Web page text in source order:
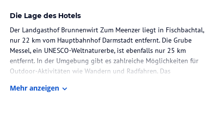
Die Lage des Hotels
Der Landgasthof Brunnenwirt Zum Meenzer liegt in Fischbachtal,
nur 22 km vom Hauptbahnhof Darmstadt entfernt. Die Grube
Messel, ein UNESCO-Weltnaturerbe, ist ebenfalls nur 25 km
entfernt. In der Umgebung gibt es zahlreiche Möglichkeiten für
Outdoor-Aktivitäten wie Wandern und Radfahren. Das
Vielzahl von Veranstaltungen und Tagungsmöglichkeiten. Der
Mehr anzeigen